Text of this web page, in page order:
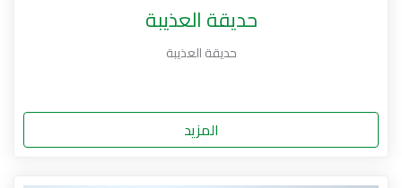
حديقة العذيبة
حديقة العذيبة
المزيد